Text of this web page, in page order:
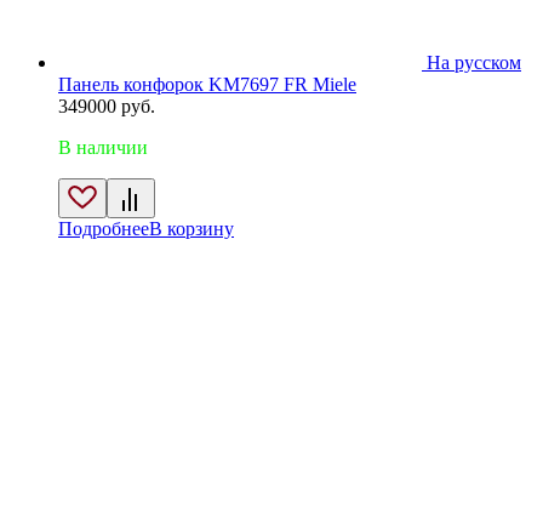
На русском
Панель конфорок KM7697 FR Miele
349000 руб.
В наличии
ПодробнееВ корзину